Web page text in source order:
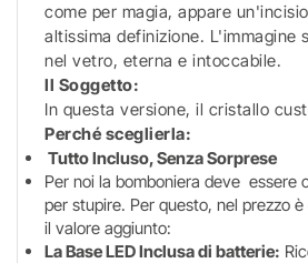
come per magia, appare
altissima definizione. L'immagine
nel vetro, eterna e intoccabile.
Il Soggetto:
In questa versione, il cristallo
Perché sceglierla:
Tutto Incluso, Senza Sorprese
Per noi la bomboniera deve essere
per stupire. Per questo, nel prezzo
il valore aggiunto:
La Base LED Inclusa di batterie: